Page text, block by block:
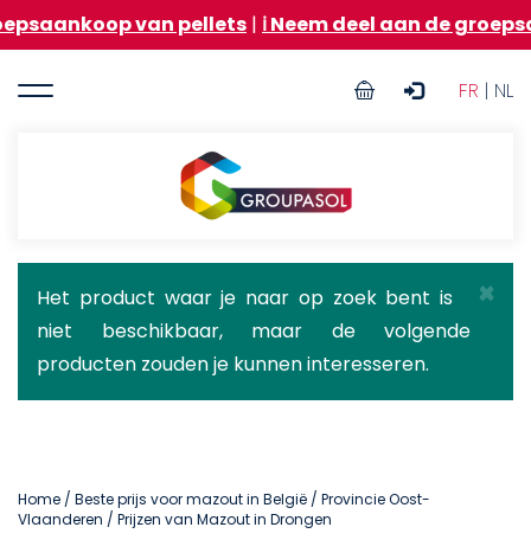
Overslaan
en
de
van pellets|ℹ️ Neem deel aan de
FR | NL
User
Groupasol
×
Statusbericht
Het product waar je naar op zoek bent is
niet beschikbaar, maar de volgende
producten zouden je kunnen interesseren.
Home / Beste prijs voor mazout in België / Provincie Oost-
Vlaanderen / Prijzen van Mazout in Drongen